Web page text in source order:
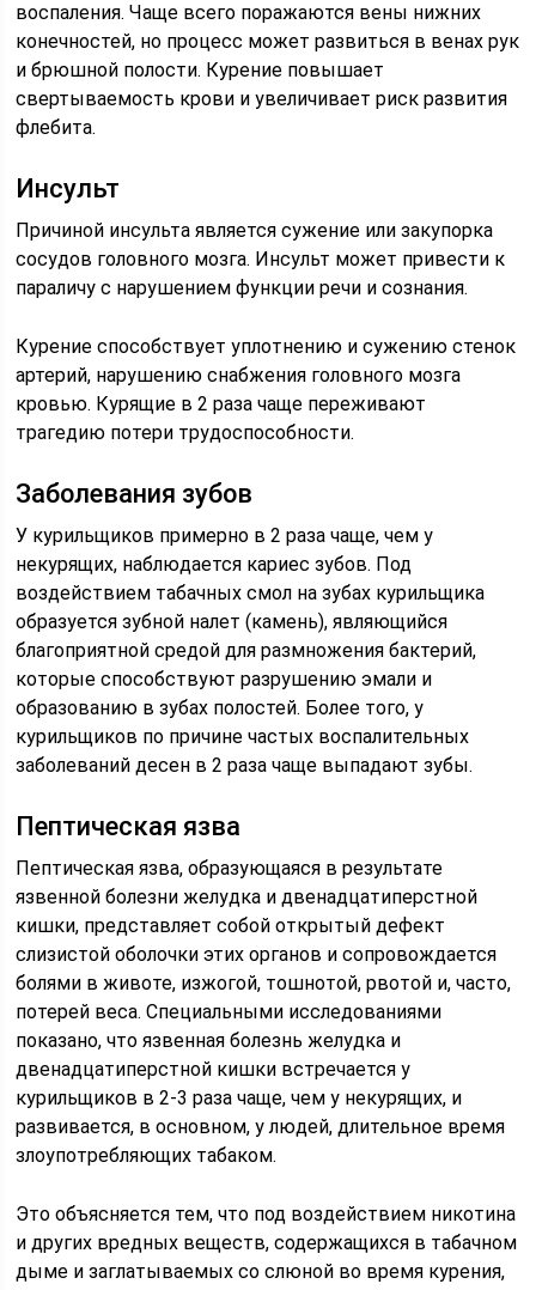
воспаления. Чаще всего поражаются вены нижних
конечностей, но процесс может развиться в венах рук
и брюшной полости. Курение повышает
свертываемость крови и увеличивает риск развития
флебита.
Инсульт
Причиной инсульта является сужение или закупорка
сосудов головного мозга. Инсульт может привести к
параличу с нарушением функции речи и сознания.
Курение способствует уплотнению и сужению стенок
артерий, нарушению снабжения головного мозга
кровью. Курящие в 2 раза чаще переживают
трагедию потери трудоспособности.
Заболевания зубов
У курильщиков примерно в 2 раза чаще, чем у
некурящих, наблюдается кариес зубов. Под
воздействием табачных смол на зубах курильщика
образуется зубной налет (камень), являющийся
благоприятной средой для размножения бактерий,
которые способствуют разрушению эмали и
образованию в зубах полостей. Более того, у
курильщиков по причине частых воспалительных
заболеваний десен в 2 раза чаще выпадают зубы.
Пептическая язва
Пептическая язва, образующаяся в результате
язвенной болезни желудка и двенадцатиперстной
кишки, представляет собой открытый дефект
слизистой оболочки этих органов и сопровождается
болями в животе, изжогой, тошнотой, рвотой и, часто,
потерей веса. Специальными исследованиями
показано, что язвенная болезнь желудка и
двенадцатиперстной кишки встречается у
курильщиков в 2-3 раза чаще, чем у некурящих, и
развивается, в основном, у людей, длительное время
злоупотребляющих табаком.
Это объясняется тем, что под воздействием никотина
и других вредных веществ, содержащихся в табачном
дыме и заглатываемых со слюной во время курения,